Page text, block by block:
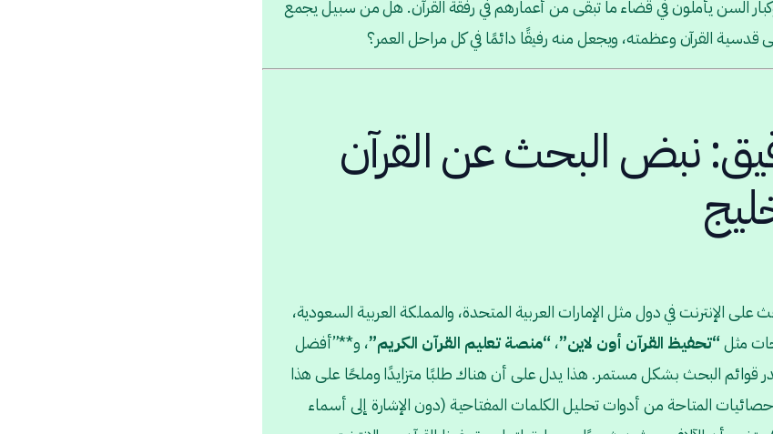
السن يأملون في قضاء ما تبقى من أعمارهم في رفقة القرآن. هل من سبيل يجمع
قدسية القرآن وعظمته، ويجعل منه رفيقًا دائمًا في كل مراحل العمر؟
نبض البحث عن القرآن
الإنترنت في دول مثل الإمارات العربية المتحدة، والمملكة العربية السعودية،
مثل“تحفيظ القرآن أون لاين”،“منصة تعليم القرآن الكريم”، و**”أفضل
قوائم البحث بشكل مستمر. هذا يدل على أن هناك طلبًا متزايدًا وملحًا على هذا
المتاحة من أدوات تحليل الكلمات المفتاحية (دون الإشارة إلى أسماء